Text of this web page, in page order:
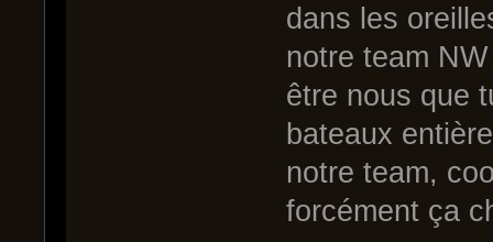
dans les
notre team
être nous que
bateaux
notre team,
forcément ça